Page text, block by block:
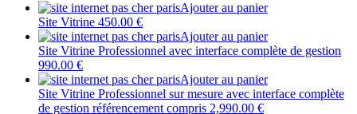
Ajouter au panier
Site Vitrine 450.00 €
Ajouter au panier
Site Vitrine Professionnel avec interface complète de gestion
990.00 €
Ajouter au panier
Site Vitrine Professionnel sur mesure avec interface complète
de gestion référencement compris 2,990.00 €